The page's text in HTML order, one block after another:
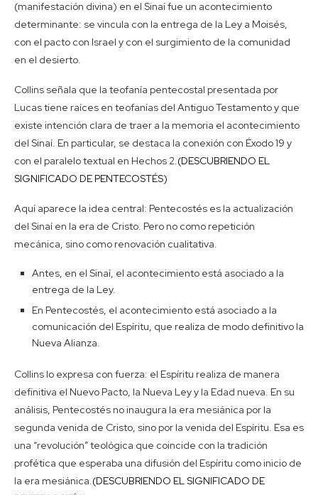
(manifestación divina) en el Sinaí fue un acontecimiento
determinante: se vincula con la entrega de la Ley a Moisés,
con el pacto con Israel y con el surgimiento de la comunidad
en el desierto.
Collins señala que la teofanía pentecostal presentada por
Lucas tiene raíces en teofanías del Antiguo Testamento y que
existe intención clara de traer a la memoria el acontecimiento
del Sinaí. En particular, se destaca la conexión con Éxodo 19 y
con el paralelo textual en Hechos 2.(DESCUBRIENDO EL
SIGNIFICADO DE PENTECOSTÉS)
Aquí aparece la idea central: Pentecostés es la actualización
del Sinaí en la era de Cristo. Pero no como repetición
mecánica, sino como renovación cualitativa.
Antes, en el Sinaí, el acontecimiento está asociado a la
entrega de la Ley.
En Pentecostés, el acontecimiento está asociado a la
comunicación del Espíritu, que realiza de modo definitivo la
Nueva Alianza.
Collins lo expresa con fuerza: el Espíritu realiza de manera
definitiva el Nuevo Pacto, la Nueva Ley y la Edad nueva. En su
análisis, Pentecostés no inaugura la era mesiánica por la
segunda venida de Cristo, sino por la venida del Espíritu. Esa es
una “revolución” teológica que coincide con la tradición
profética que esperaba una difusión del Espíritu como inicio de
la era mesiánica.(DESCUBRIENDO EL SIGNIFICADO DE